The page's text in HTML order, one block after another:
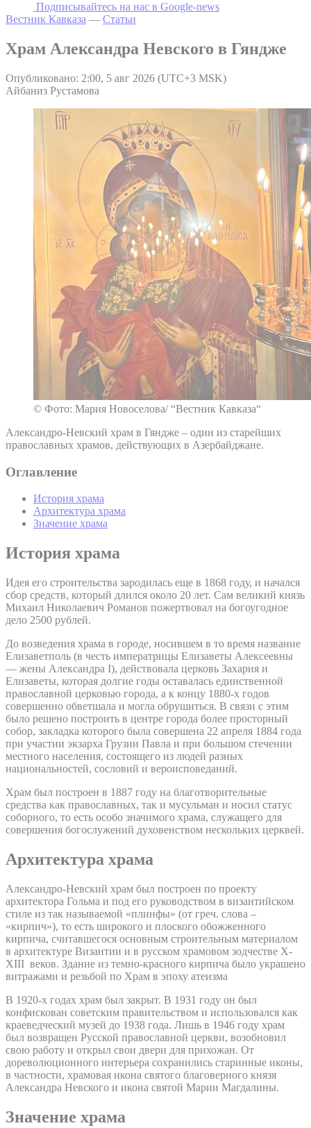
Подписывайтесь на наc в Google-news
Вестник Кавказа — Статьи
Храм Александра Невского в Гяндже
Опубликовано: 2:00, 5 авг 2026 (UTC+3 MSK)
Айбаниз Рустамова
© Фото: Мария Новоселова/ “Вестник Кавказа“
Александро-Невский храм в Гяндже – один из старейших
православных храмов, действующих в Азербайджане.
Оглавление
История храма
Архитектура храма
Значение храма
История храма
Идея его строительства зародилась еще в 1868 году, и начался
сбор средств, который длился около 20 лет. Сам великий князь
Михаил Николаевич Романов пожертвовал на богоугодное
дело 2500 рублей.
До возведения храма в городе, носившем в то время название
Елизаветполь (в честь императрицы Елизаветы Алексеевны
— жены Александра I), действовала церковь Захария и
Елизаветы, которая долгие годы оставалась единственной
православной церковью города, а к концу 1880-х годов
совершенно обветшала и могла обрушиться. В связи с этим
было решено построить в центре города более просторный
собор, закладка которого была совершена 22 апреля 1884 года
при участии экзарха Грузии Павла и при большом стечении
местного населения, состоящего из людей разных
национальностей, сословий и вероисповеданий.
Храм был построен в 1887 году на благотворительные
средства как православных, так и мусульман и носил статус
соборного, то есть особо значимого храма, служащего для
совершения богослужений духовенством нескольких церквей.
Архитектура храма
Александро-Невский храм был построен по проекту
архитектора Гольма и под его руководством в византийском
стиле из так называемой «плинфы» (от греч. слова –
«кирпич»), то есть широкого и плоского обожженного
кирпича, считавшегося основным строительным материалом
в архитектуре Византии и в русском храмовом зодчестве X-
XIII веков. Здание из темно-красного кирпича было украшено
витражами и резьбой по Храм в эпоху атеизма
В 1920-х годах храм был закрыт. В 1931 году он был
конфискован советским правительством и использовался как
краеведческий музей до 1938 года. Лишь в 1946 году храм
был возвращен Русской православной церкви, возобновил
свою работу и открыл свои двери для прихожан. От
дореволюционного интерьера сохранились старинные иконы,
в частности, храмовая икона святого благоверного князя
Александра Невского и икона святой Марии Магдалины.
Значение храма